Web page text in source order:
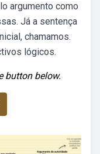
argumento como
Já a sentença
chamamos.
lógicos.
button below.